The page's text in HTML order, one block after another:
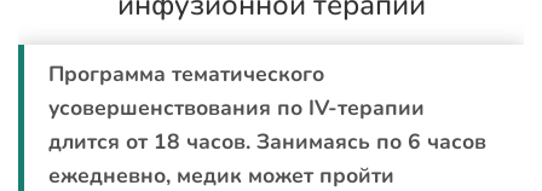
Программа тематического
усовершенствования по IV-терапии
длится от 18 часов. Занимаясь по 6 часов
ежедневно, медик может пройти